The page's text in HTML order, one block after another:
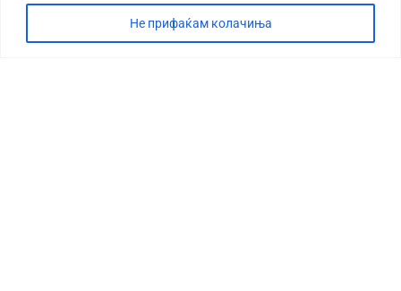
Не прифаќам колачиња